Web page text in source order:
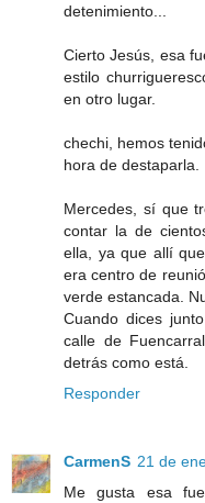
detenimiento...
Cierto Jesús, esa
estilo
en otro lugar.
chechi, hemos
hora de destaparla.
Mercedes, sí que
contar la de
ella, ya que allí
era centro de
verde estancada.
Cuando dices
calle de
detrás como está.
Responder
CarmenS 21 de
Me gusta esa